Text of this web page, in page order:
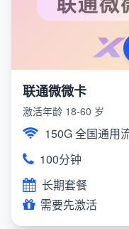
联通微微卡
激活年龄 18-60 岁
150G 全国通用
100分钟
长期套餐
需要先激活